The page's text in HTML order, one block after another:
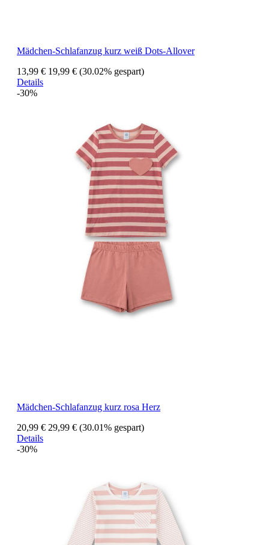
Mädchen-Schlafanzug kurz weiß Dots-Allover
13,99 € 19,99 € (30.02% gespart)
Details
-30%
Mädchen-Schlafanzug kurz rosa Herz
20,99 € 29,99 € (30.01% gespart)
Details
-30%